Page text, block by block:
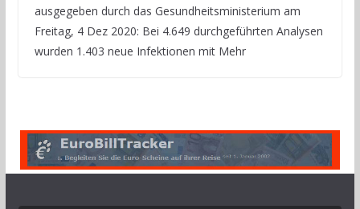
ausgegeben durch das Gesundheitsministerium am
Freitag, 4 Dez 2020: Bei 4.649 durchgeführten Analysen
wurden 1.403 neue Infektionen mit Mehr